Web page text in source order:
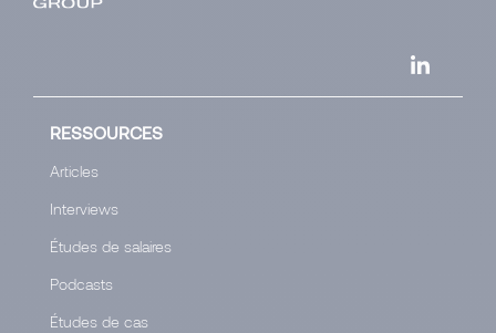
RESSOURCES
Articles
Interviews
Études de salaires
Podcasts
Études de cas